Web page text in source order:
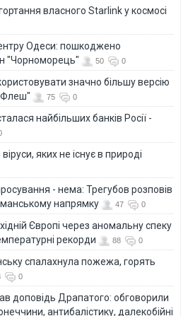
власного Starlink у космосі
Одеси: пошкоджено
"Чорноморець"
50 0
значно більшу версію
75 0
найбільших банків Росії -
яких не існує в природі
- нема: Трегубов розповів
напрямку
47 0
Європі через аномальну спеку
рекорди
88 0
спалахнула пожежа, горять
0
доповідь Драпатого: обговорили
антибалістику, далекобійні